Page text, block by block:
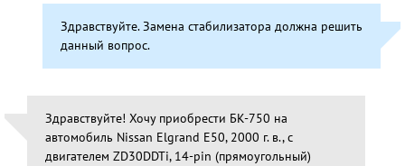
Здравствуйте. Замена стабилизатора должна решить
данный вопрос.
Здравствуйте! Хочу приобрести БК-750 на
автомобиль Nissan Elgrand E50, 2000 г. в., с
двигателем ZD30DDTi, 14-pin (прямоугольный)